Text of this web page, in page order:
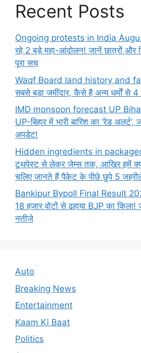
Recent Posts
Ongoing protests in India
रहे 2 बड़े महा-आंदोलन! जानें छात्रों और
पूरा सच
Waqf Board land history and
सबसे बड़ा जमींदार, कैसे है अन्य धर्मों से
IMD monsoon forecast UP
UP-बिहार में भारी बारिश का ‘रेड
अपडेट!
Hidden ingredients in
टूथपेस्ट से लेकर जेम्स तक, आखिर हमें क्या
चलिए जानते हैं पैकेट के पीछे छुपे 5
Bankipur Bypoll Final Result
18 हजार वोटों से ढहाया BJP का
नतीजे
Auto
Breaking News
Entertainment
Kaam Ki Baat
Politics